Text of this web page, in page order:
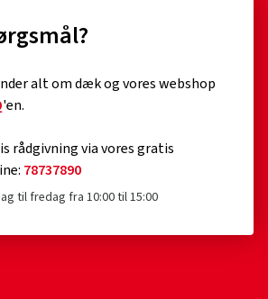
alt om dæk og vores webshop
'en.
rådgivning via vores gratis
78737890
til fredag fra 10:00 til 15:00